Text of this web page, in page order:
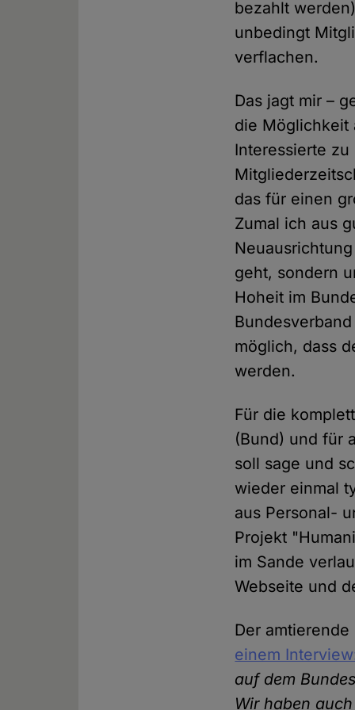
bezahlt
unbedingt
verflachen.
Das jagt mir –
die Möglichkeit
Interessierte
das für einen
Zumal ich aus
geht, sondern
Hoheit im
möglich, dass
werden.
Für die
(Bund) und für
soll sage und
wieder einmal
aus Personal-
Projekt
im Sande
Webseite und
Der
einem
auf dem
Wir haben